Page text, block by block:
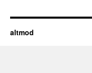
altmod